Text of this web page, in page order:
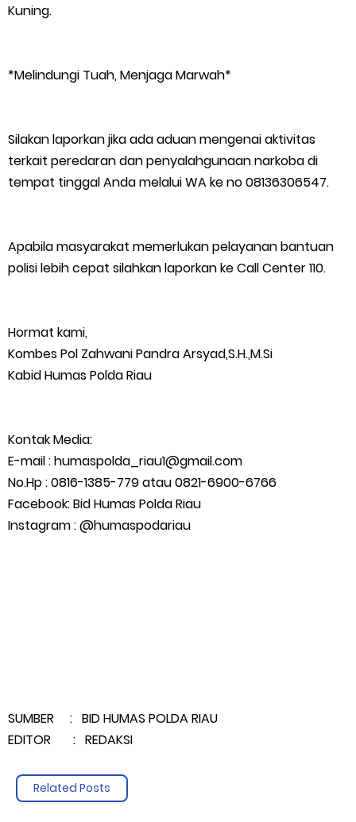
Kuning.
*Melindungi Tuah, Menjaga Marwah*
Silakan laporkan jika ada aduan mengenai aktivitas
terkait peredaran dan penyalahgunaan narkoba di
tempat tinggal Anda melalui WA ke no 08136306547.
Apabila masyarakat memerlukan pelayanan bantuan
polisi lebih cepat silahkan laporkan ke Call Center 110.
Hormat kami,
Kombes Pol Zahwani Pandra Arsyad,S.H.,M.Si
Kabid Humas Polda Riau
Kontak Media:
E-mail : humaspolda_riau1@gmail.com
No.Hp : 0816-1385-779 atau 0821-6900-6766
Facebook: Bid Humas Polda Riau
Instagram : @humaspodariau
SUMBER : BID HUMAS POLDA RIAU
EDITOR : REDAKSI
Related Posts